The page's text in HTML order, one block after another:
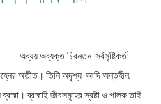
অব্যক্ত চিরন্তন সর্বসৃষ্টিকর্তা
অতীত। তিনি অদৃশ্য আদি অন্তহীন,
ব্রহ্মাই জীবসমূহের স্রষ্টা ও পালক তাই